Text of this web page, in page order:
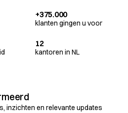
+375.000
klanten gingen u voor
12
kantoren in NL
inzichten en relevante updates